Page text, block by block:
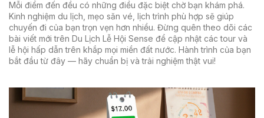
Mỗi điểm đến đều có những điều đặc biệt chờ bạn khám phá.
Kinh nghiệm du lịch, mẹo săn vé, lịch trình phù hợp sẽ giúp
chuyến đi của bạn trọn vẹn hơn nhiều. Đừng quên theo dõi các
bài viết mới trên Du Lịch Lễ Hội Sense để cập nhật các tour và
lễ hội hấp dẫn trên khắp mọi miền đất nước. Hành trình của bạn
bắt đầu từ đây — hãy chuẩn bị và trải nghiệm thật vui!